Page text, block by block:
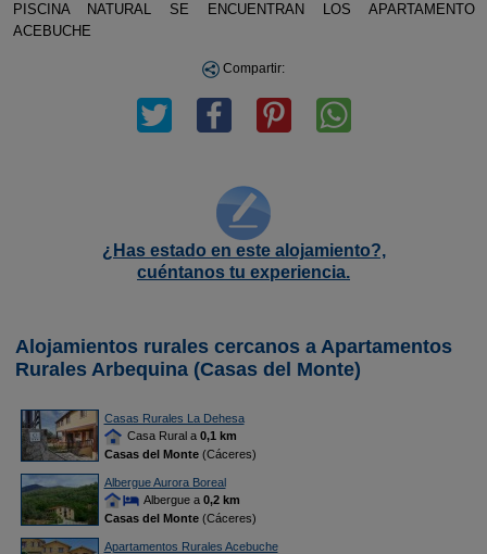
PISCINA NATURAL SE ENCUENTRAN LOS APARTAMENTO
ACEBUCHE
Compartir:
¿Has estado en este alojamiento?,
cuéntanos tu experiencia.
Alojamientos rurales cercanos a Apartamentos
Rurales Arbequina (Casas del Monte)
Casas Rurales La Dehesa
Casa Rural a 0,1 km
Casas del Monte(Cáceres)
Albergue Aurora Boreal
Albergue a 0,2 km
Casas del Monte(Cáceres)
Apartamentos Rurales Acebuche